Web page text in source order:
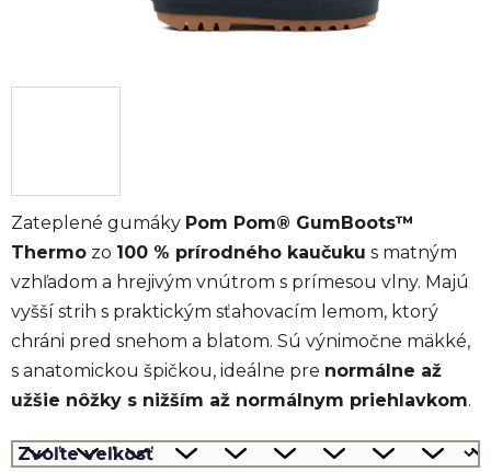
Zateplené gumáky Pom Pom® GumBoots™
Thermo zo 100 % prírodného kaučuku s matným
vzhľadom a hrejivým vnútrom s prímesou vlny. Majú
vyšší strih s praktickým sťahovacím lemom, ktorý
chráni pred snehom a blatom. Sú výnimočne mäkké,
s anatomickou špičkou, ideálne pre normálne až
užšie nôžky s nižším až normálnym priehlavkom.